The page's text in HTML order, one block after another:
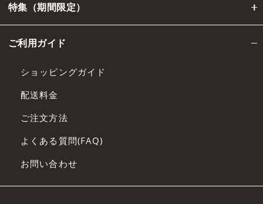
特集（期間限定）
ご利用ガイド
ショッピングガイド
配送料金
ご注文方法
よくある質問(FAQ)
お問い合わせ